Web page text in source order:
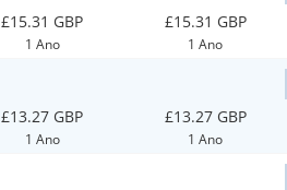
£15.31 GBP
1 Ano
£15.31 GBP
1 Ano
£13.27 GBP
1 Ano
£13.27 GBP
1 Ano